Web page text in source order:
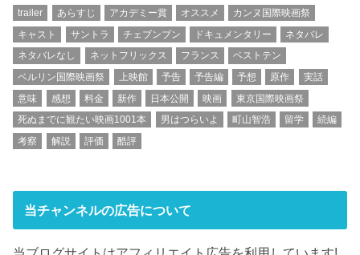
trailer
あらすじ アカデミー賞 オススメ
カンヌ国際映画祭
キャスト
サントラ チェブンブン ドキュメンタリー
ネタバレ
ネタバレなし
ネットフリックス フランス
ベストテン
ベルリン国際映画祭
上映館 予告 予告編 予想 原作
実話
意味
感想 料金 新作 日本公開 映画
東京国際映画祭
死ぬまでに観たい映画1001本
男はつらいよ 町山智浩 留学
続編
考察
解説 評価 酷評
当チャンネルの広告について